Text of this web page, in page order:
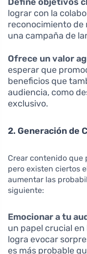
lograr con la
reconocimiento de
una campaña de
Ofrece un valor
esperar que
beneficios que
audiencia, como
exclusivo.
2. Generación de
Crear contenido que
pero existen ciertos
aumentar las
siguiente:
Emocionar a tu
un papel crucial
logra evocar
es más probable